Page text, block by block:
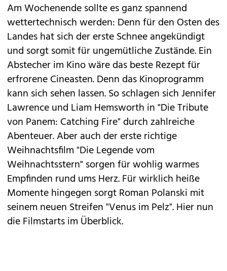
Am Wochenende sollte es ganz spannend
wettertechnisch werden: Denn für den Osten des
Landes hat sich der erste Schnee angekündigt
und sorgt somit für ungemütliche Zustände. Ein
Abstecher im Kino wäre das beste Rezept für
erfrorene Cineasten. Denn das Kinoprogramm
kann sich sehen lassen. So schlagen sichJennifer
Lawrenceund Liam Hemsworth in "Die Tribute
von Panem: Catching Fire" durch zahlreiche
Abenteuer. Aber auch der erste richtige
Weihnachtsfilm "Die Legende vom
Weihnachtsstern" sorgen für wohlig warmes
Empfinden rund ums Herz. Für wirklich heiße
Momente hingegen sorgt Roman Polanski mit
seinem neuen Streifen "Venus im Pelz". Hier nun
die Filmstarts im Überblick.